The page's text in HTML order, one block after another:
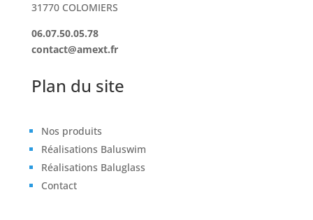
31770 COLOMIERS
06.07.50.05.78
contact@amext.fr
Plan du site
Nos produits
Réalisations Baluswim
Réalisations Baluglass
Contact